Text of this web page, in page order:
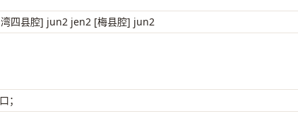
四县腔] jun2 jen2 [梅县腔] jun2
；